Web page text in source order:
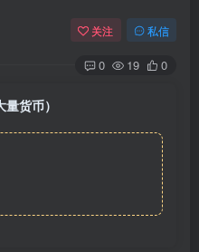
关注 私信
0 19 0
货币）